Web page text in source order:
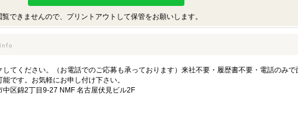
できませんので、プリントアウトして保管をお願いします。
してください。（お電話でのご応募も承っております）来社不要・履歴書不要・電話のみで
です。お気軽にお申し付け下さい。
中区錦2丁目9-27 NMF 名古屋伏見ビル2F